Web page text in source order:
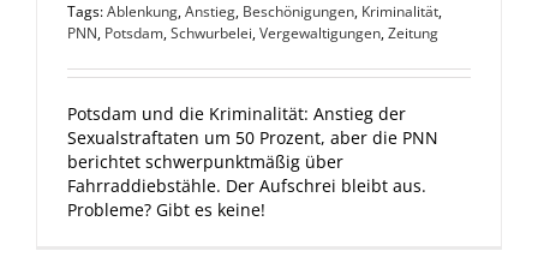
Tags:Ablenkung,Anstieg, Beschönigungen, Kriminalität,
PNN, Potsdam,Schwurbelei,Vergewaltigungen,Zeitung
Potsdam und die Kriminalität: Anstieg der
Sexualstraftaten um 50 Prozent, aber die PNN
berichtet schwerpunktmäßig über
Fahrraddiebstähle. Der Aufschrei bleibt aus.
Probleme? Gibt es keine!